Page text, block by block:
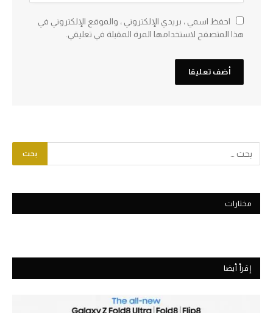
احفظ اسمي ، بريدي الإلكتروني ، والموقع الإلكتروني في
هذا المتصفح لاستخدامها المرة المقبلة في تعليقي.
مختارات
إقرأ أيضا